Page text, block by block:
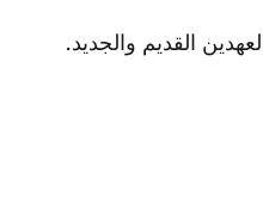
القديم والجديد.